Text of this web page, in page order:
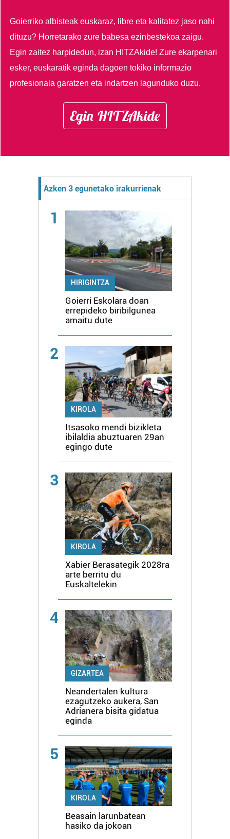
Goierriko albisteak euskaraz, libre eta kalitatez jaso nahi
dituzu? Horretarako zure babesa ezinbestekoa zaigu.
Egin zaitez harpidedun, izan HITZAkide!Zure ekarpenari
esker, euskaratik eginda dagoen tokiko informazio
profesionala garatzen eta indartzen lagunduko duzu.
Egin HITZAkide
Azken 3 egunetako irakurrienak
1
HIRIGINTZA
Goierri Eskolara doan
errepideko biribilgunea
amaitu dute
2
KIROLA
Itsasoko mendi bizikleta
ibilaldia abuztuaren 29an
egingo dute
3
KIROLA
Xabier Berasategik 2028ra
arte berritu du
Euskaltelekin
4
GIZARTEA
Neandertalen kultura
ezagutzeko aukera, San
Adrianera bisita gidatua
eginda
5
KIROLA
Beasain larunbatean
hasiko da jokoan